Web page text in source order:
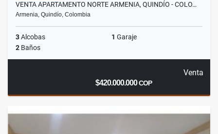
VENTA APARTAMENTO NORTE ARMENIA, QUINDÍO - COLO…
Armenia, Quindío, Colombia
3Alcobas 1 Garaje
2 Baños
Venta
$420.000.000COP